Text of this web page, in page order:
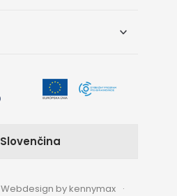
Webdesign by kennymax
Slovenčina